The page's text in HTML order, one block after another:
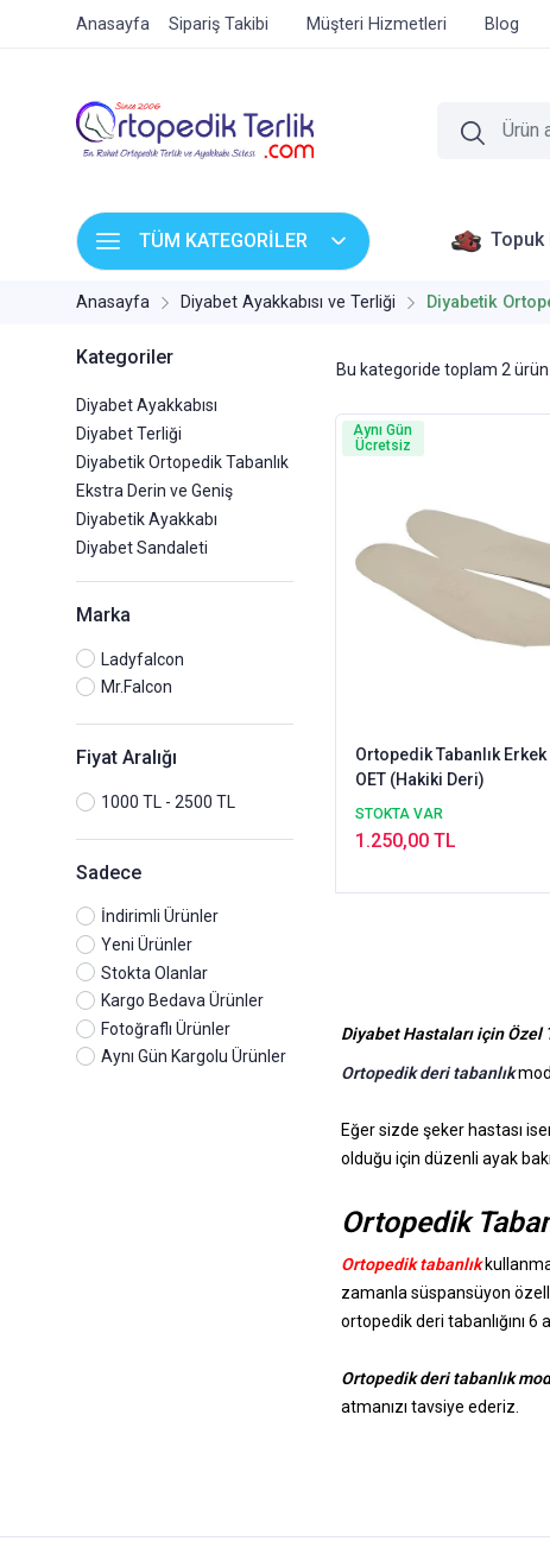
Anasayfa Sipariş Takibi Müşteri Hizmetleri Blog
TÜM KATEGORİLER Topuk
Anasayfa Diyabet Ayakkabısı ve Terliği Diyabetik
Kategoriler
Diyabet Ayakkabısı
Diyabet Terliği
Diyabetik Ortopedik Tabanlık
Ekstra Derin ve Geniş
Diyabetik Ayakkabı
Diyabet Sandaleti
Marka
Ladyfalcon
Mr.Falcon
Fiyat Aralığı
1000 TL - 2500 TL
Sadece
İndirimli Ürünler
Yeni Ürünler
Stokta Olanlar
Kargo Bedava Ürünler
Fotoğraflı Ürünler
Aynı Gün Kargolu Ürünler
Bu kategoride toplam 2
Ortopedik Tabanlık Erkek
OET (Hakiki Deri)
STOKTA VAR
1.250,00 TL
Aynı Gün
Ücretsiz
Diyabet Hastaları için Özel
Ortopedik deri tabanlık
Eğer sizde şeker hastası
olduğu için düzenli ayak
Ortopedik
Ortopedik tabanlık
zamanla süspansüyon
ortopedik deri tabanlığını
Ortopedik deri tabanlık
atmanızı tavsiye ederiz.